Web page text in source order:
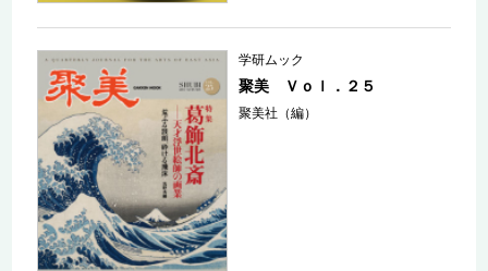
学研ムック
聚美 Ｖｏｌ．２５
聚美社（編）